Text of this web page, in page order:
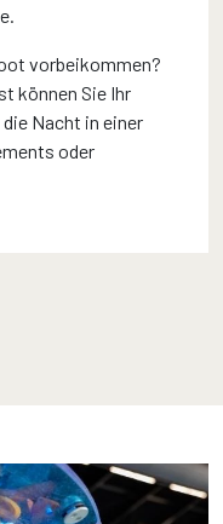
vorbeikommen?
können Sie Ihr
die Nacht in einer
oder